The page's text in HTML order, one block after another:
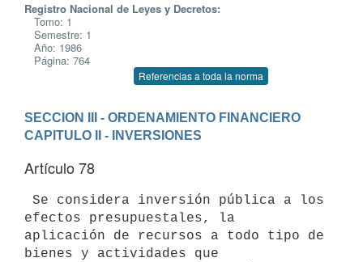
Registro Nacional de Leyes y Decretos:
Tomo: 1
Semestre: 1
Año: 1986
Página: 764
Referencias a toda la norma
SECCION III - ORDENAMIENTO FINANCIERO
CAPITULO II - INVERSIONES
Artículo 78
efectos presupuestales, la
aplicación de recursos a todo tipo de
bienes y actividades que